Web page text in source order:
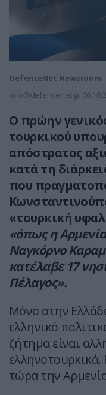
DefenceNet Newsroom
info@defencenet.gr
Ο πρώην
τουρκικού
απόστρατος
κατά τη
που
«τουρκική
«όπως η
Ναγκόρνο
κατέλαβε 17
Πέλαγος».
Μόνο στην
ελληνικό
ζήτημα είναι
τώρα την